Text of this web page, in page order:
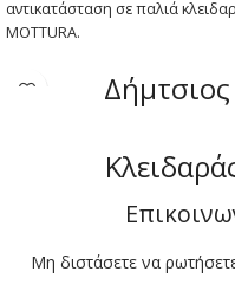
αντικατάσταση σε παλιά
MOTTURA.
Μη διστάσετε να